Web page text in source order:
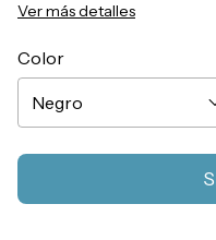
Ver más detalles
Color